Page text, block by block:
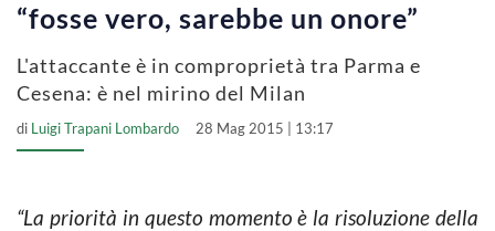
“fosse vero, sarebbe un onore”
L'attaccante è in comproprietà tra Parma e
Cesena: è nel mirino del Milan
di Luigi Trapani Lombardo 28 Mag 2015 | 13:17
“La priorità in questo momento è la risoluzione della